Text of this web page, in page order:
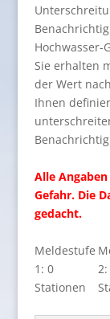
Sie erhalten
der Wert
Ihnen
Alle
Gefahr. Die
gedacht.
Meldestufe
1: 0
Stationen